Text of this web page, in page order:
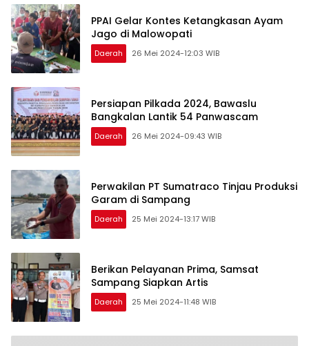
PPAI Gelar Kontes Ketangkasan Ayam
Jago di Malowopati
Daerah 26 Mei 2024-12:03 WIB
Persiapan Pilkada 2024, Bawaslu
Bangkalan Lantik 54 Panwascam
Daerah 26 Mei 2024-09:43 WIB
Perwakilan PT Sumatraco Tinjau Produksi
Garam di Sampang
Daerah 25 Mei 2024-13:17 WIB
Berikan Pelayanan Prima, Samsat
Sampang Siapkan Artis
Daerah 25 Mei 2024-11:48 WIB